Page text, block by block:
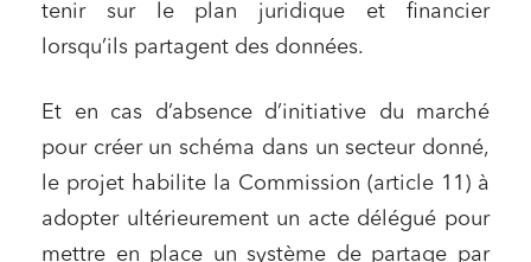
tenir sur le plan juridique et financier
lorsqu’ils partagent des données.
Et en cas d’absence d’initiative du marché
pour créer un schéma dans un secteur donné,
le projet habilite la Commission (article 11) à
adopter ultérieurement un acte délégué pour
mettre en place un système de partage par